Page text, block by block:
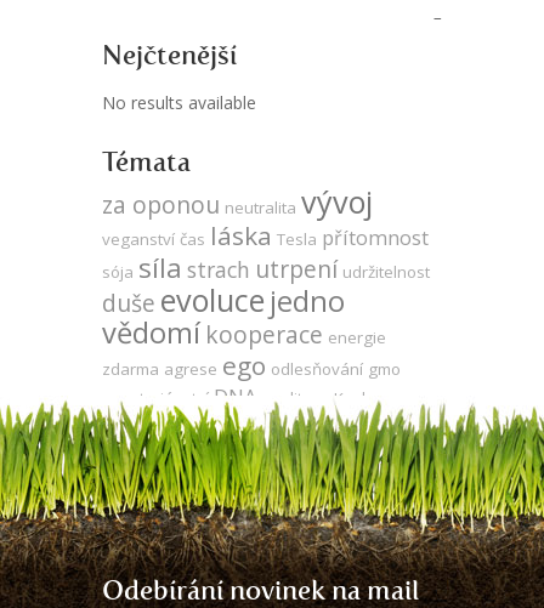
Nejčtenější
No results available
Témata
za oponou neutralita vývoj
veganství čas láska Tesla přítomnost
sója síla strach utrpení udržitelnost
duše evoluce jedno
vědomí kooperace energie
zdarma agrese ego odlesňování gmo
vegetariánství DNA meditace
Keshe
produktivita energie
zodpovědnostmysl
propojenost volná energie zdraví
Země komunikace léčení
Odebírání novinek na mail